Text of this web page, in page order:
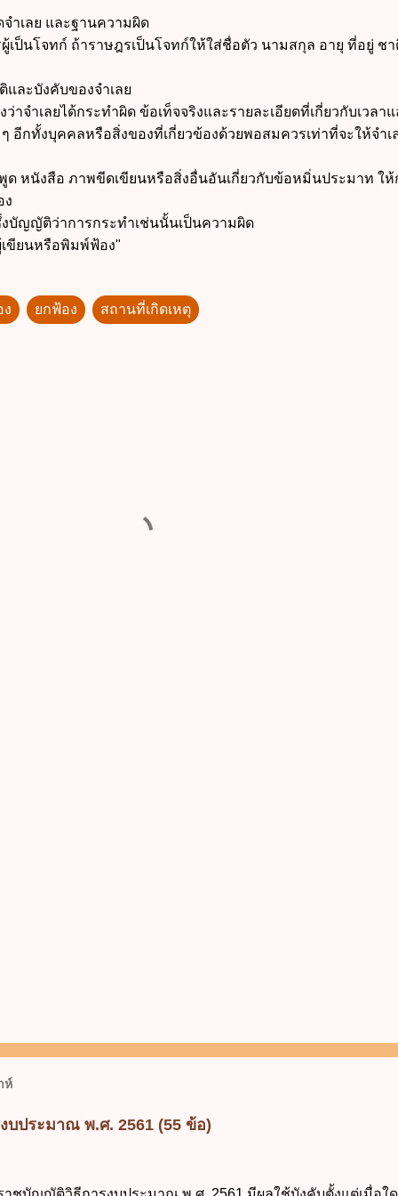
ำเลย และฐานความผิด
เป็นโจทก์ ถ้าราษฎรเป็นโจทก์ให้ใส่ชื่อตัว นามสกุล อายุ ที่อยู่ ชา
ละบังคับของจำเลย
าจำเลยได้กระทำผิด ข้อเท็จจริงและรายละเอียดที่เกี่ยวกับเวลาแ
อีกทั้งบุคคลหรือสิ่งของที่เกี่ยวข้องด้วยพอสมควรเท่าที่จะให้จำเ
หนังสือ ภาพขีดเขียนหรือสิ่งอื่นอันเกี่ยวกับข้อหมิ่นประมาท ให้
ง
บัญญัติว่าการกระทำเช่นนั้นเป็นความผิด
เขียนหรือพิมพ์ฟ้อง"
ง ยกฟ้อง สถานที่เกิดเหตุ
ห์
บประมาณ พ.ศ. 2561 (55 ข้อ)